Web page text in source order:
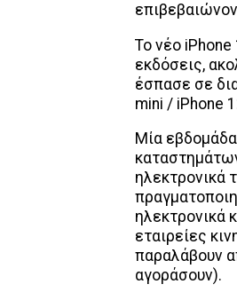
Το νέο iPhone
εκδόσεις,
έσπασε σε
mini / iPhone
Μία
ηλεκτρονικά
ηλεκτρονικά
εταιρείες
παραλάβουν
αγοράσουν).